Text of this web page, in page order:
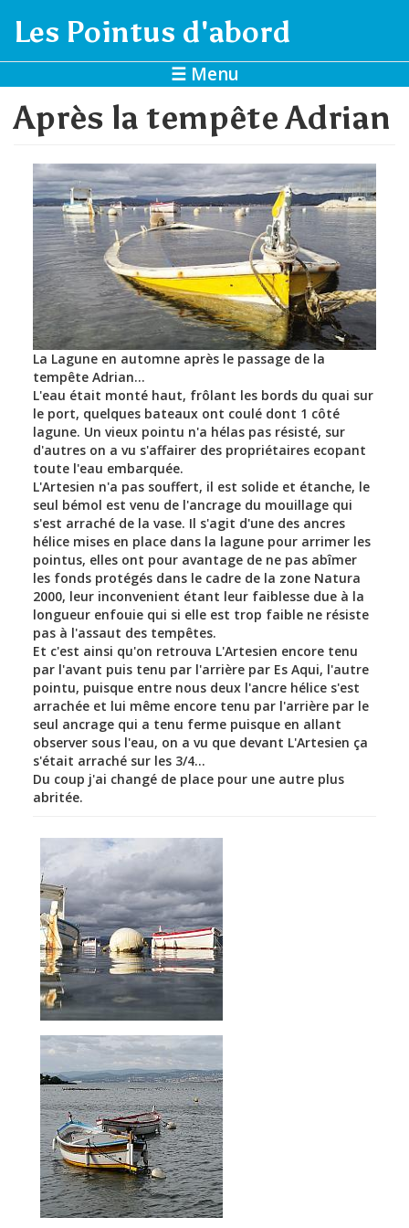
Les Pointus d'abord
☰ Menu
Après la tempête Adrian
La Lagune en automne après le passage de la
tempête Adrian...
L'eau était monté haut, frôlant les bords du quai sur
le port, quelques bateaux ont coulé dont 1 côté
lagune. Un vieux pointu n'a hélas pas résisté, sur
d'autres on a vu s'affairer des propriétaires ecopant
toute l'eau embarquée.
L'Artesien n'a pas souffert, il est solide et étanche, le
seul bémol est venu de l'ancrage du mouillage qui
s'est arraché de la vase. Il s'agit d'une des ancres
hélice mises en place dans la lagune pour arrimer les
pointus, elles ont pour avantage de ne pas abîmer
les fonds protégés dans le cadre de la zone Natura
2000, leur inconvenient étant leur faiblesse due à la
longueur enfouie qui si elle est trop faible ne résiste
pas à l'assaut des tempêtes.
Et c'est ainsi qu'on retrouva L'Artesien encore tenu
par l'avant puis tenu par l'arrière par Es Aqui, l'autre
pointu, puisque entre nous deux l'ancre hélice s'est
arrachée et lui même encore tenu par l'arrière par le
seul ancrage qui a tenu ferme puisque en allant
observer sous l'eau, on a vu que devant L'Artesien ça
s'était arraché sur les 3/4...
Du coup j'ai changé de place pour une autre plus
abritée.